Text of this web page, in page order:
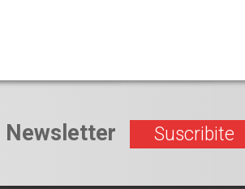
Newsletter Suscribite